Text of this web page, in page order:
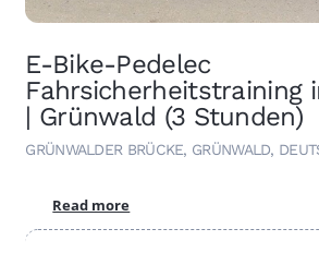
E-Bike-Pedelec
Fahrsicherheitstraining
| Grünwald (3 Stunden)
GRÜNWALDER BRÜCKE, GRÜNWALD,
Read more